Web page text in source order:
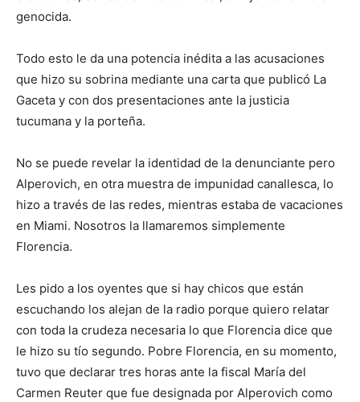
genocida.
Todo esto le da una potencia inédita a las acusaciones
que hizo su sobrina mediante una carta que publicó La
Gaceta y con dos presentaciones ante la justicia
tucumana y la porteña.
No se puede revelar la identidad de la denunciante pero
Alperovich, en otra muestra de impunidad canallesca, lo
hizo a través de las redes, mientras estaba de vacaciones
en Miami. Nosotros la llamaremos simplemente
Florencia.
Les pido a los oyentes que si hay chicos que están
escuchando los alejan de la radio porque quiero relatar
con toda la crudeza necesaria lo que Florencia dice que
le hizo su tío segundo. Pobre Florencia, en su momento,
tuvo que declarar tres horas ante la fiscal María del
Carmen Reuter que fue designada por Alperovich como